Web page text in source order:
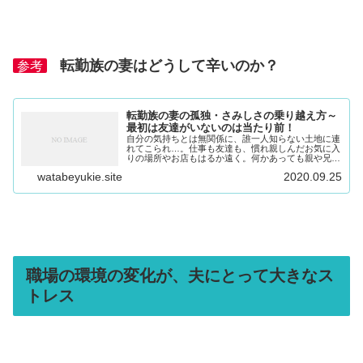
参考 転勤族の妻はどうして辛いのか？
転勤族の妻の孤独・さみしさの乗り越え方～
最初は友達がいないのは当たり前！
自分の気持ちとは無関係に、誰一人知らない土地に連
れてこられ…。仕事も友達も、慣れ親しんだお気に入
りの場所やお店もはるか遠く。何かあっても親や兄弟
辛い気持ちを分かってもらいたくても、夫は激務。
watabeyukie.site 2020.09.25
職場の環境の変化が、夫にとって大きなス
トレス